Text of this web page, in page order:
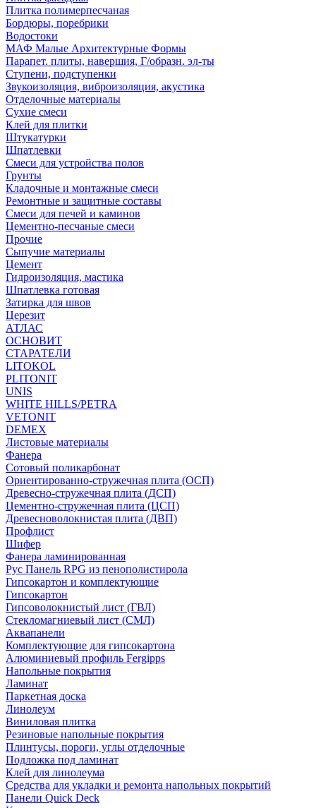
Плитка полимерпесчаная
Бордюры, поребрики
Водостоки
МАФ Малые Архитектурные Формы
Парапет. плиты, навершия, Г/образн. эл-ты
Ступени, подступенки
Звукоизоляция, виброизоляция, акустика
Отделочные материалы
Сухие смеси
Клей для плитки
Штукатурки
Шпатлевки
Смеси для устройства полов
Грунты
Кладочные и монтажные смеси
Ремонтные и защитные составы
Смеси для печей и каминов
Цементно-песчаные смеси
Прочие
Сыпучие материалы
Цемент
Гидроизоляция, мастика
Шпатлевка готовая
Затирка для швов
Церезит
АТЛАС
ОСНОВИТ
СТАРАТЕЛИ
LITOKOL
PLITONIT
UNIS
WHITE HILLS/PETRA
VETONIT
DEMEX
Листовые материалы
Фанера
Сотовый поликарбонат
Ориентированно-стружечная плита (ОСП)
Древесно-стружечная плита (ДСП)
Цементно-стружечная плита (ЦСП)
Древесноволокнистая плита (ДВП)
Профлист
Шифер
Фанера ламинированная
Рус Панель RPG из пенополистирола
Гипсокартон и комплектующие
Гипсокартон
Гипсоволокнистый лист (ГВЛ)
Стекломагниевый лист (СМЛ)
Аквапанели
Комплектующие для гипсокартона
Алюминиевый профиль Fergipps
Напольные покрытия
Ламинат
Паркетная доска
Линолеум
Виниловая плитка
Резиновые напольные покрытия
Плинтусы, пороги, углы отделочные
Подложка под ламинат
Клей для линолеума
Средства для укладки и ремонта напольных покрытий
Панели Quick Deck